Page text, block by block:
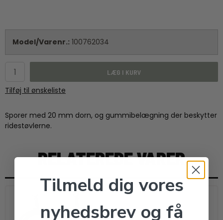
Model/Varenr.: 100762034
LÆG I KURV
Tilføj til ønskeliste
Sporer med 20 mm dorn, og gummibelægning der beskytter
ridestøvlerne.
RELATEREDE VARER
Tilmeld dig vores
nyhedsbrev og få